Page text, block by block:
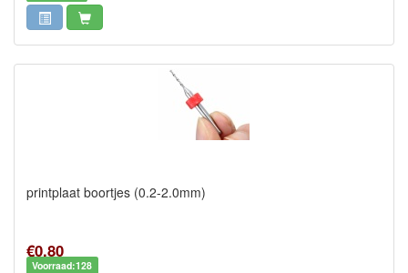
printplaat boortjes (0.2-2.0mm)
€0,80
Voorraad:128